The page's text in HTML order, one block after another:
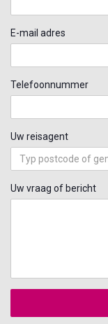
E-mail adres
Telefoonnummer
Uw reisagent
Uw vraag of bericht